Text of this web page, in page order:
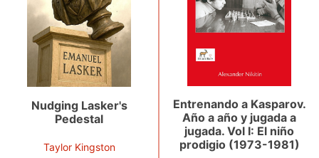
Nudging Lasker's
Pedestal
Taylor Kingston
Entrenando a Kasparov.
Año a año y jugada a
jugada. Vol I: El niño
prodigio (1973-1981)